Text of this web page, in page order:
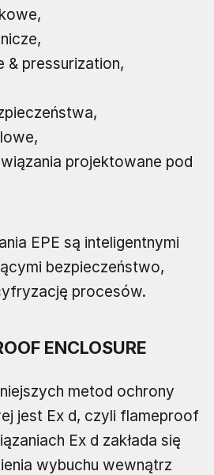
& pressurization,
projektowane pod
EPE są inteligentnymi
bezpieczeństwo,
procesów.
ENCLOSURE
metod ochrony
jest Ex d, czyli flameproof
Ex d zakłada się
wybuchu wewnątrz